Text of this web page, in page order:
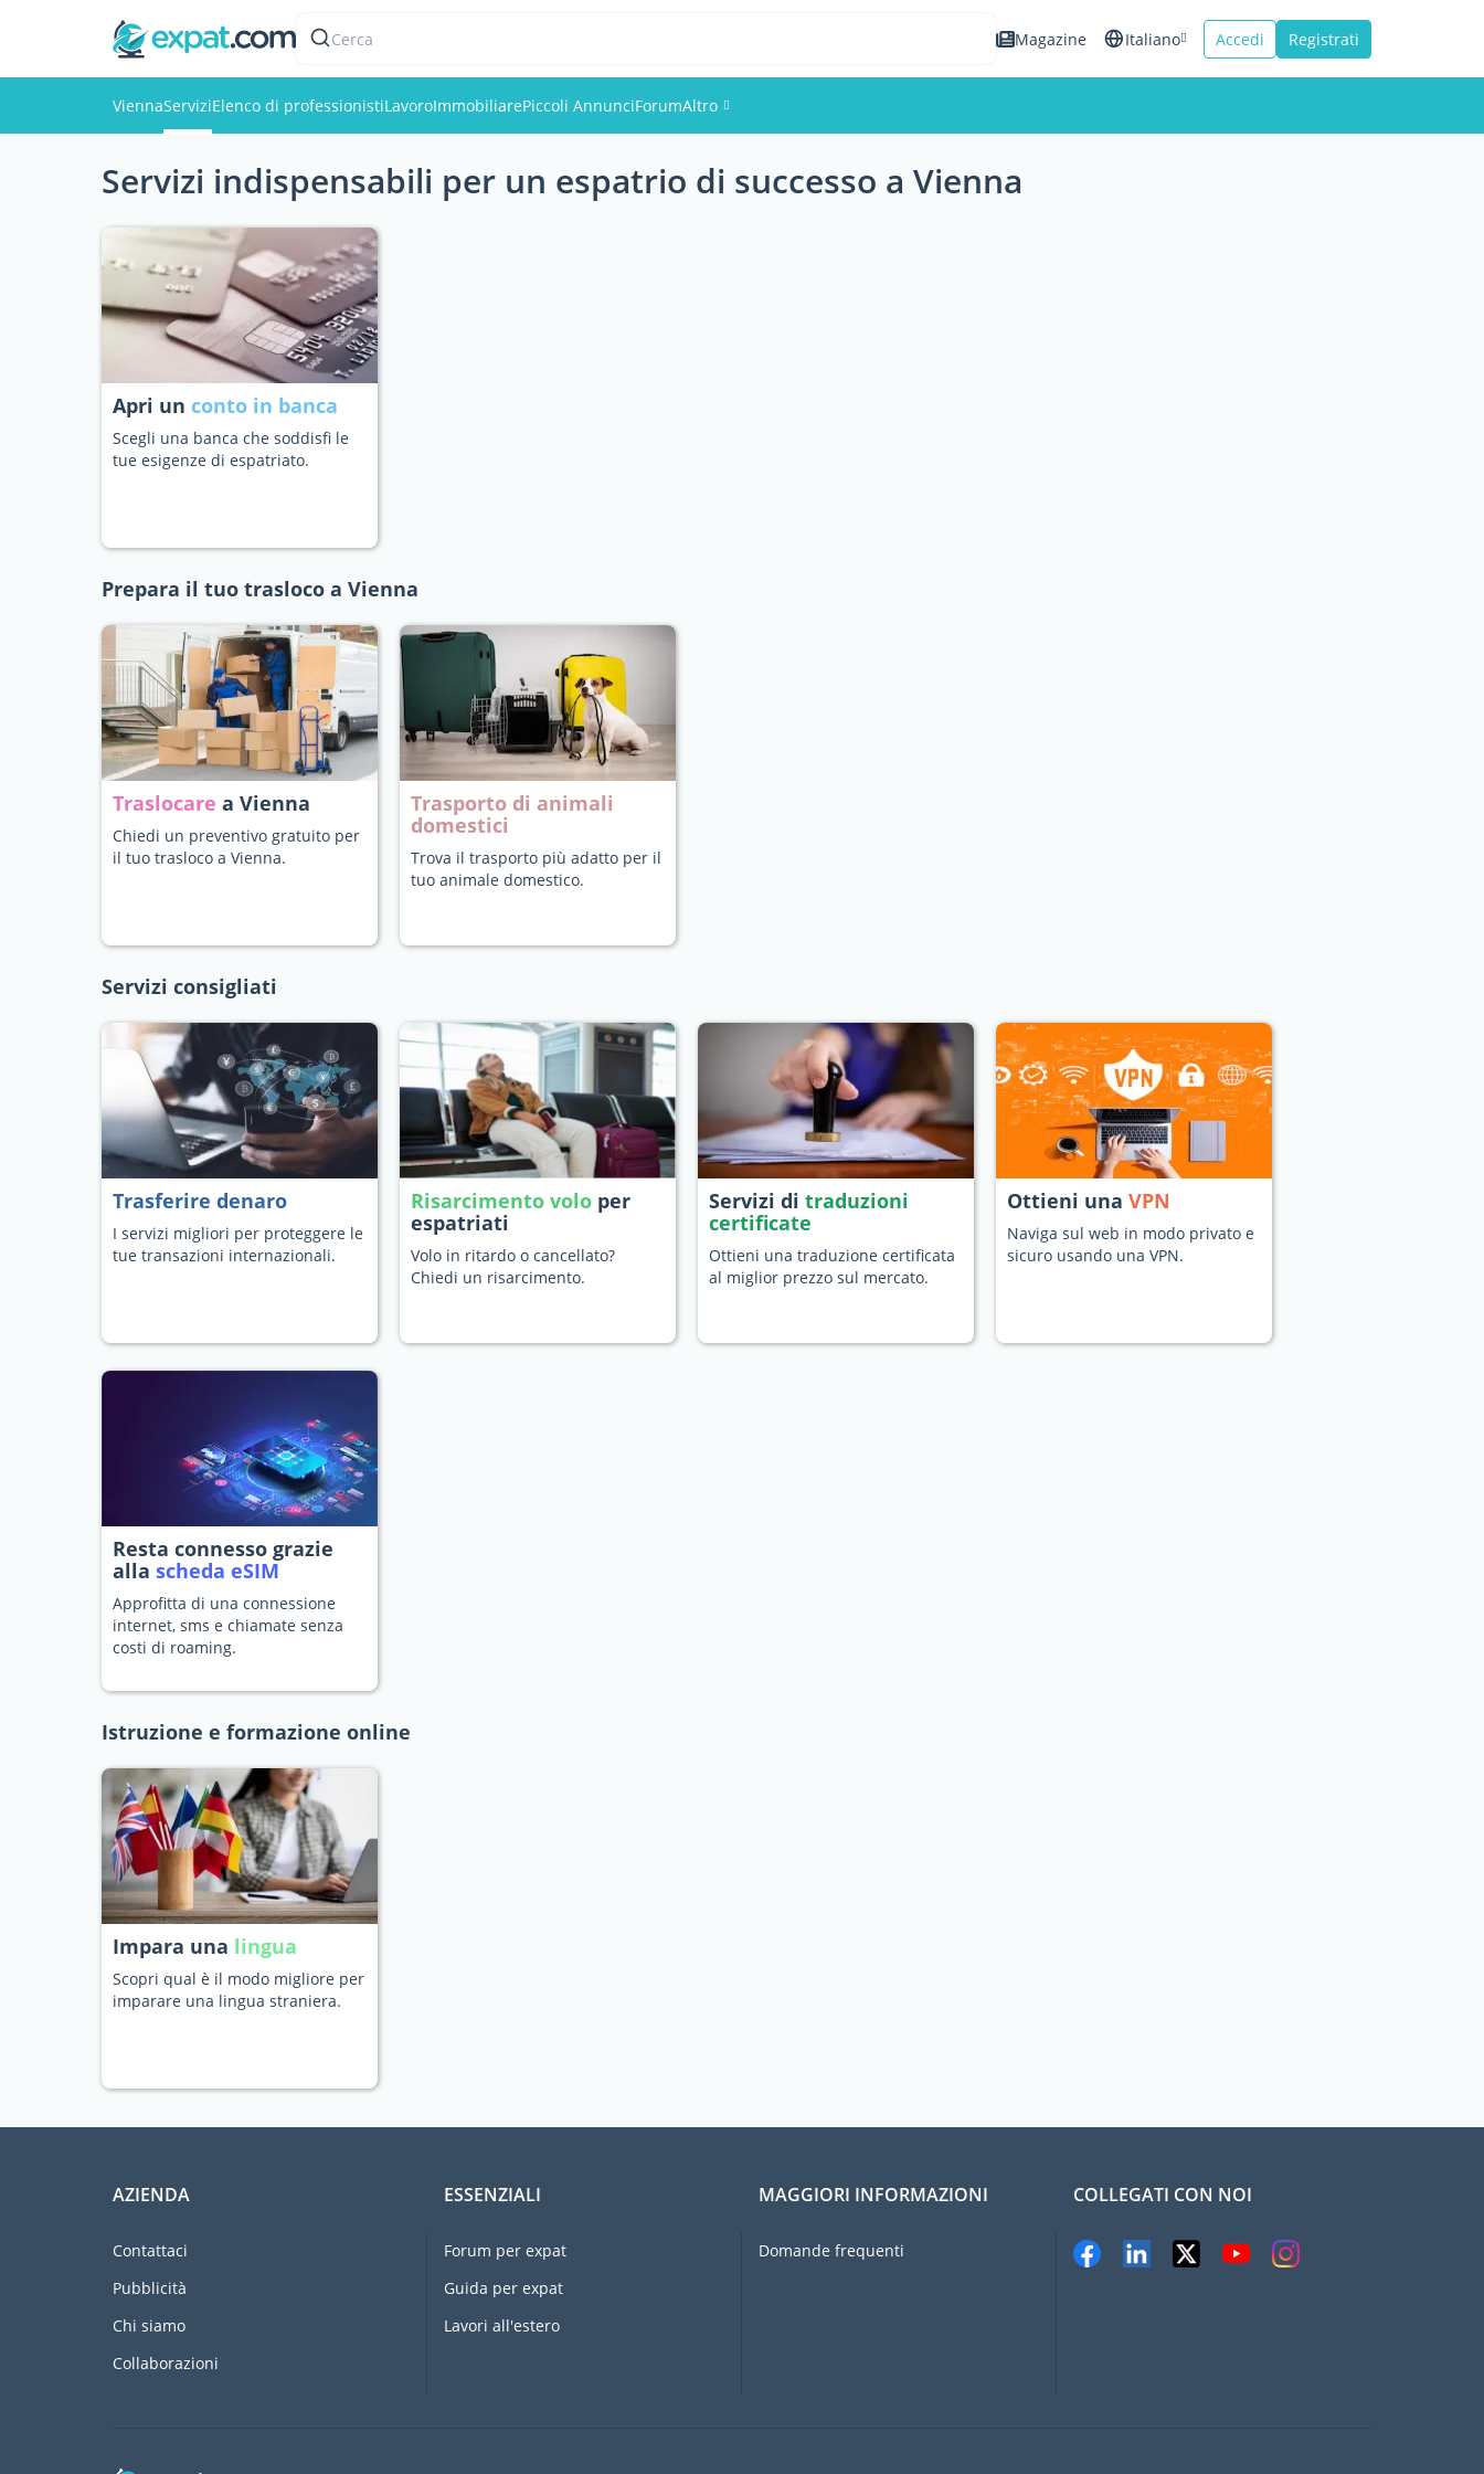
Cerca Magazine Italiano Accedi Registrati
ViennaServiziElenco di professionistiLavoroImmobiliarePiccoli AnnunciForumAltro
Eventi
Servizi indispensabili per un espatrio di successo a Vienna
Apri un conto in banca
Scegli una banca che soddisfi le
tue esigenze di espatriato.
Prepara il tuo trasloco a Vienna
Traslocare a Vienna
Chiedi un preventivo gratuito per
il tuo trasloco a Vienna.
Trasporto di animali
domestici
Trova il trasporto più adatto per il
tuo animale domestico.
Servizi consigliati
Trasferire denaro
I servizi migliori per proteggere le
tue transazioni internazionali.
Risarcimento volo per
espatriati
Volo in ritardo o cancellato?
Chiedi un risarcimento.
Servizi di traduzioni
certificate
Ottieni una traduzione certificata
al miglior prezzo sul mercato.
Ottieni una VPN
Naviga sul web in modo privato e
sicuro usando una VPN.
Resta connesso grazie
alla scheda eSIM
Approfitta di una connessione
internet, sms e chiamate senza
costi di roaming.
Istruzione e formazione online
Impara una lingua
Scopri qual è il modo migliore per
imparare una lingua straniera.
AZIENDA
Contattaci
Pubblicità
Chi siamo
Collaborazioni
ESSENZIALI
Forum per expat
Guida per expat
Lavori all'estero
MAGGIORI INFORMAZIONI
Domande frequenti
COLLEGATI CON NOI